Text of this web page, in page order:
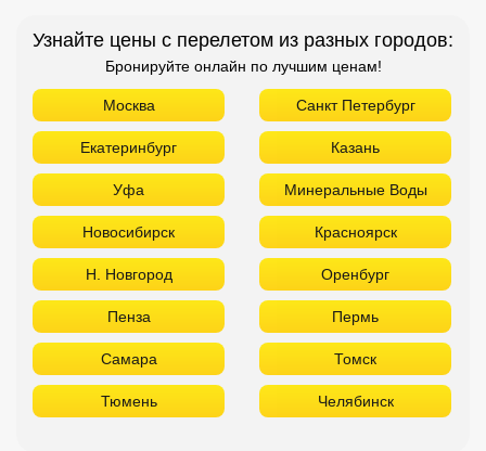
Узнайте цены с перелетом из разных городов:
Бронируйте онлайн по лучшим ценам!
Москва Санкт Петербург
Екатеринбург Казань
Уфа Минеральные Воды
Новосибирск Красноярск
Н. Новгород Оренбург
Пенза Пермь
Самара Томск
Тюмень Челябинск